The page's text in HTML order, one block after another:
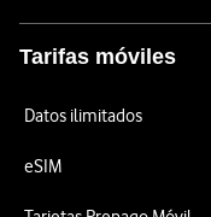
Tarifas móviles
Datos ilimitados
eSIM